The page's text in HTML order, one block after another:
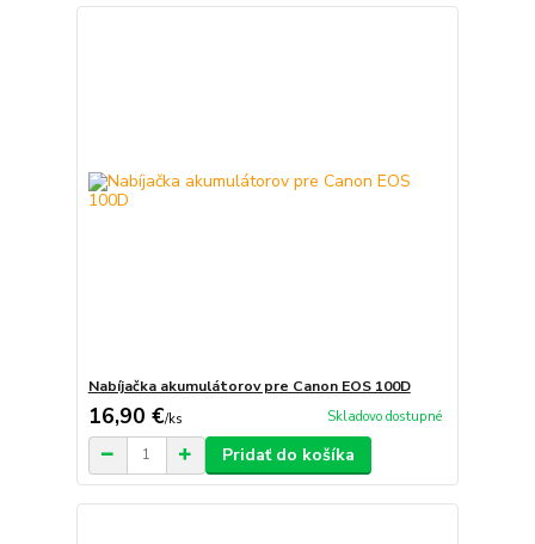
Nabíjačka akumulátorov pre Canon EOS 100D
16,90 €/ks Skladovo dostupné
Pridať do košíka